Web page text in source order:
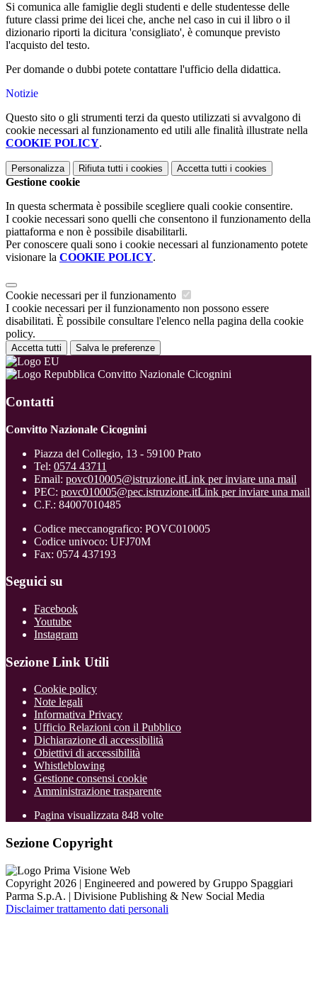
Si comunica alle famiglie degli studenti e delle studentesse delle
future classi prime dei licei che, anche nel caso in cui il libro o il
dizionario riporti la dicitura 'consigliato', è comunque previsto
l'acquisto del testo.
Per domande o dubbi potete contattare l'ufficio della didattica.
Notizie
Questo sito o gli strumenti terzi da questo utilizzati si avvalgono di
cookie necessari al funzionamento ed utili alle finalità illustrate nella
COOKIE POLICY.
Personalizza Rifiuta tutti i cookies Accetta tutti i cookies
Gestione cookie
In questa schermata è possibile scegliere quali cookie consentire.
I cookie necessari sono quelli che consentono il funzionamento della
piattaforma e non è possibile disabilitarli.
Per conoscere quali sono i cookie necessari al funzionamento potete
visionare la COOKIE POLICY.
Cookie necessari per il funzionamento
I cookie necessari per il funzionamento non possono essere
disabilitati. È possibile consultare l'elenco nella pagina della cookie
policy.
Accetta tutti Salva le preferenze
Convitto Nazionale Cicognini
Contatti
Convitto Nazionale Cicognini
Piazza del Collegio, 13 - 59100 Prato
Tel: 0574 43711
Email: povc010005@istruzione.itLink per inviare una mail
PEC: povc010005@pec.istruzione.itLink per inviare una mail
C.F.: 84007010485
Codice meccanografico: POVC010005
Codice univoco: UFJ70M
Fax: 0574 437193
Seguici su
Facebook
Youtube
Instagram
Sezione Link Utili
Cookie policy
Note legali
Informativa Privacy
Ufficio Relazioni con il Pubblico
Dichiarazione di accessibilità
Obiettivi di accessibilità
Whistleblowing
Gestione consensi cookie
Amministrazione trasparente
Pagina visualizzata 848 volte
Sezione Copyright
Copyright 2026 | Engineered and powered by Gruppo Spaggiari
Parma S.p.A. | Divisione Publishing & New Social Media
Disclaimer trattamento dati personali